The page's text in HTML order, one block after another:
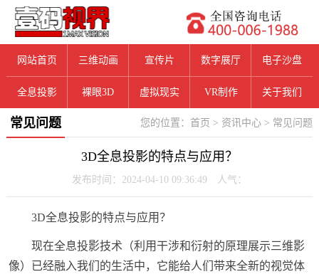
网站首页 三维动画 宣传片 数字展厅 电子沙盘
全息投影 裸眼3D 虚拟现实 VR制作 关于我们
您的位置： 首页 > 资讯中心 > 常见问题
常见问题
3D全息投影的特点与应用？
发布时间：2024-04-10 09:36:49 人气：
3D全息投影的特点与应用？
现在全息投影技术（利用干涉和衍射的原理展示三维影
像）已经融入我们的生活中，它能给人们带来全新的视觉体